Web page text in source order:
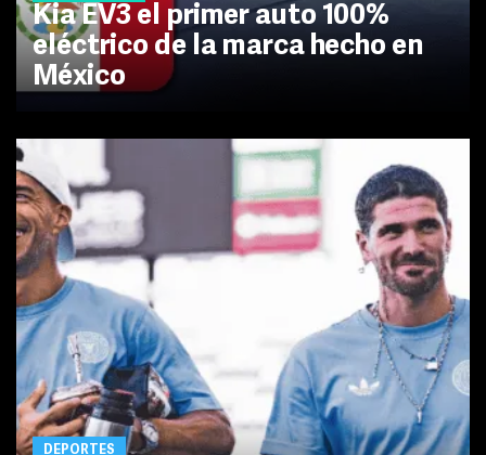
Kia EV3 el primer auto 100%
eléctrico de la marca hecho en
México
DEPORTES